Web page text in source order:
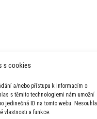
s cookies
a/nebo přístupu k informacím o
s těmito technologiemi nám umožní
jedinečná ID na tomto webu.
vlastnosti a funkce.